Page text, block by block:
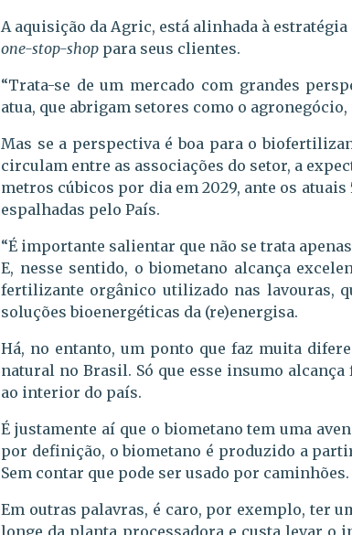
A aquisição da Agric, está alinhada à
one-stop-shop para seus clientes.
“Trata-se de um mercado com grandes
atua, que abrigam setores como o
Mas se a perspectiva é boa para o
circulam entre as associações do setor, a
metros cúbicos por dia em 2029, ante os
espalhadas pelo País.
“É importante salientar que não se trata
E, nesse sentido, o biometano alcança
fertilizante orgânico utilizado nas lavouras,
soluções bioenergéticas da (re)energisa.
Há, no entanto, um ponto que faz muita
natural no Brasil. Só que esse insumo
ao interior do país.
É justamente aí que o biometano tem uma
por definição, o biometano é produzido a
Sem contar que pode ser usado por caminhões.
Em outras palavras, é caro, por exemplo, ter
longe da planta processadora e custa levar o